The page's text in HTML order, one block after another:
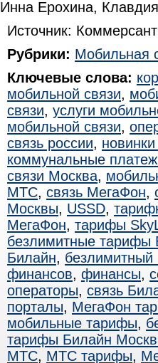
Инна Ерохина,
Источник:
Рубрики: Мобильная
Ключевые слова:
мобильной связи,
связи, услуги
мобильной связи,
связь россии,
коммунальные
связи Москва,
МТС, связь МегаФон,
Москвы, USSD,
МегаФон, тарифы
безлимитные тарифы
Билайн,
финансов, финансы,
операторы, связь
порталы, МегаФон
мобильные тарифы,
тарифы Билайн
МТС, МТС тарифы,